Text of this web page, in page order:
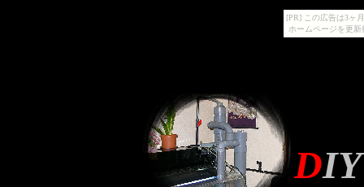
[PR] この広告は3ヶ
ホームページを更
DIY